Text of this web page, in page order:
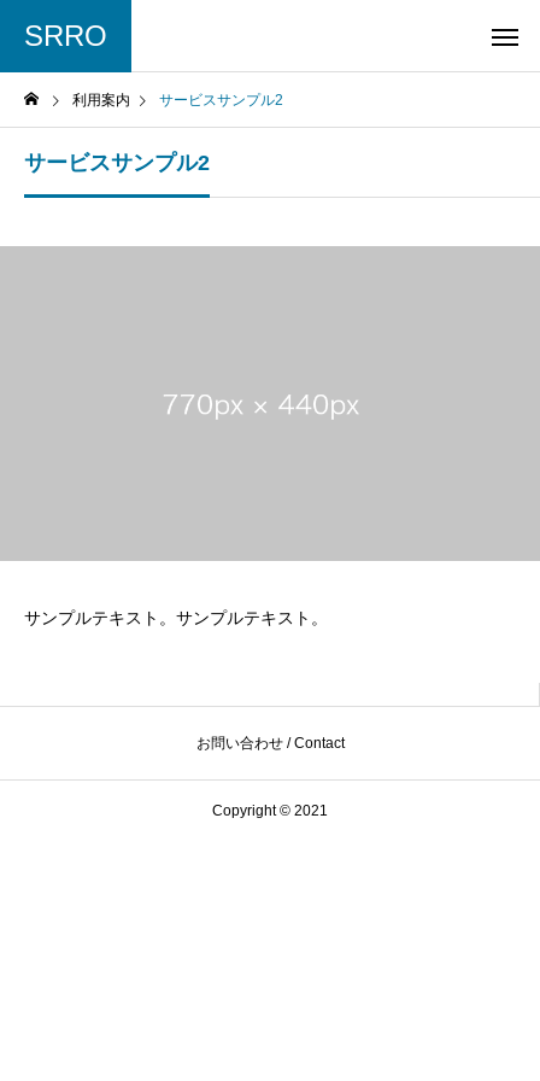
SRRO
利用案内 サービスサンプル2
サービスサンプル2
サンプルテキスト。サンプルテキスト。
お問い合わせ / Contact
Copyright © 2021